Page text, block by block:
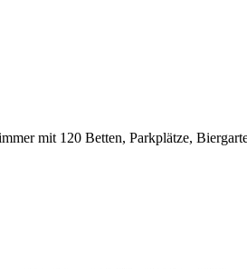
mit 120 Betten, Parkplätze,